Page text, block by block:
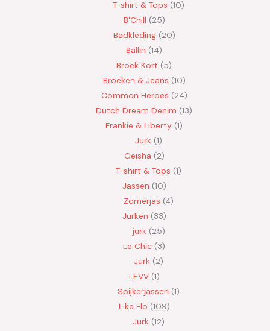
T-shirt & Tops 10
B'Chill 25
Badkleding 20
Ballin 14
Broek Kort 5
Broeken & Jeans 10
Common Heroes 24
Dutch Dream Denim 13
Frankie & Liberty 1
Jurk 1
Geisha 2
T-shirt & Tops 1
Jassen 10
Zomerjas 4
Jurken 33
jurk 25
Le Chic 3
Jurk 2
LEVV 1
Spijkerjassen 1
Like Flo 109
Jurk 12